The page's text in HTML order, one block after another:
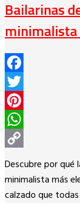
Bailarinas
minimalista
Facebook
Twitter
Pinterest
WhatsApp
Copy
Link
Descubre por qué
minimalista más
calzado que